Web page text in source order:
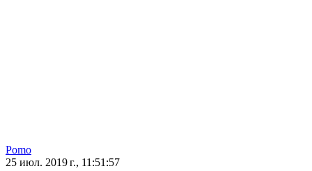
Pomo
25 июл. 2019 г., 11:51:57